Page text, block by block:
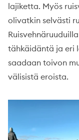
lajiketta. Myös
olivatkin selvästi
tähkäidäntä ja eri
saadaan toivon
välisistä eroista.